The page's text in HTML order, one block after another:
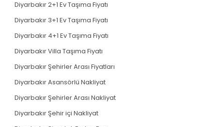
Diyarbakır 2+1 Ev Taşıma Fiyatı
Diyarbakır 3+1 Ev Taşıma Fiyatı
Diyarbakır 4+1 Ev Taşıma Fiyatı
Diyarbakır Villa Taşıma Fiyatı
Diyarbakır Şehirler Arası Fiyatları
Diyarbakır Asansörlü Nakliyat
Diyarbakır Şehirler Arası Nakliyat
Diyarbakır Şehir içi Nakliyat